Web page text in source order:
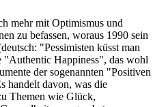
mehr mit Optimismus und
zu befassen, woraus 1990 sein
"Pessimisten küsst man
"Authentic Happiness", das wohl
der sogenannten "Positiven
handelt davon, was die
Themen wie Glück,